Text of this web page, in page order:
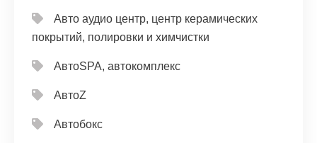
Авто аудио центр, центр керамических
покрытий, полировки и химчистки
АвтоSPA, автокомплекс
АвтоZ
Автобокс